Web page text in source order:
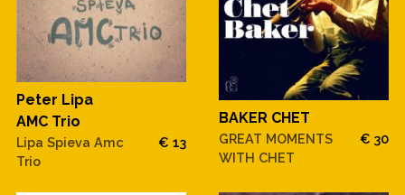
Peter Lipa
AMC Trio
Lipa Spieva Amc
Trio
€ 13
BAKER CHET
GREAT MOMENTS
WITH CHET
€ 30